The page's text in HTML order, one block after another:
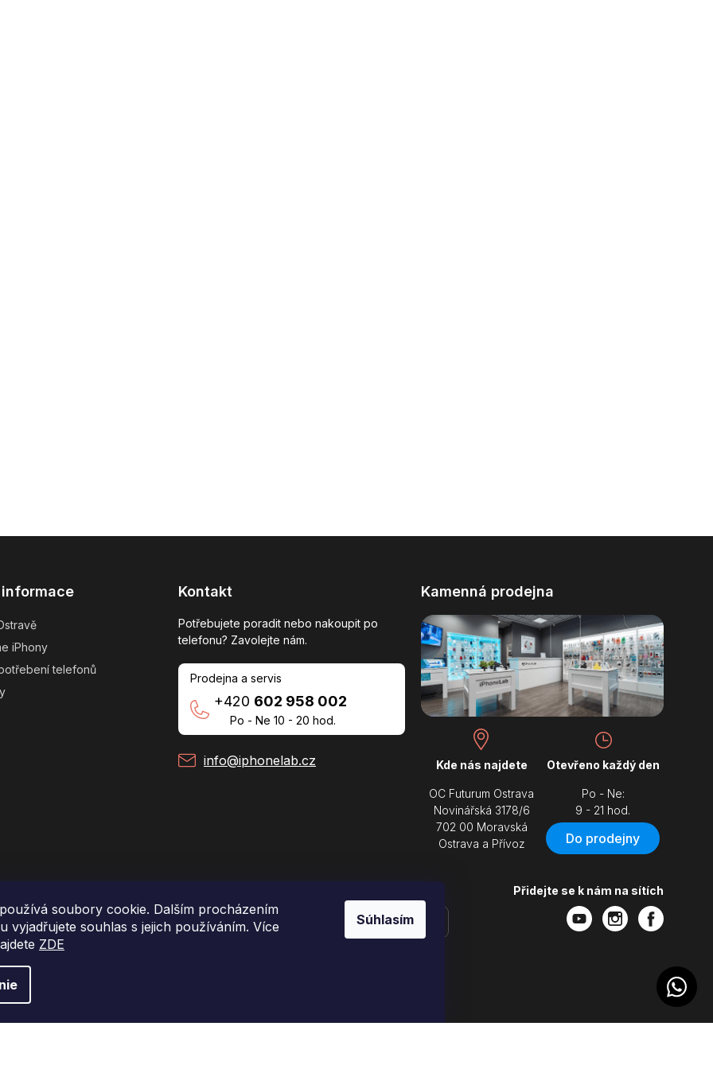
soubory cookie. Dalším procházením
vyjadřujete souhlas s jejich používáním. Více
ZDE
Súhlasím
iPhony
telefonů
Kontakt
Potřebujete poradit nebo nakoupit po
telefonu? Zavolejte nám.
Prodejna a servis
+420 602 958 002
Po - Ne 10 - 20 hod.
info@iphonelab.cz
Kamenná prodejna
Kde nás najdete
OC Futurum Ostrava
Novinářská 3178/6
702 00 Moravská
Ostrava a Přívoz
Otevřeno každý den
Po - Ne:
9 - 21 hod.
Do prodejny
Přidejte se k nám na sítích
Copyright 2026